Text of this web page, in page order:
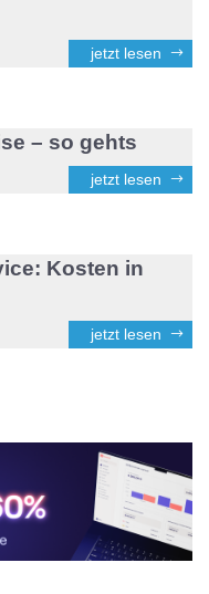
jetzt lesen
– so gehts
jetzt lesen
Kosten in
jetzt lesen